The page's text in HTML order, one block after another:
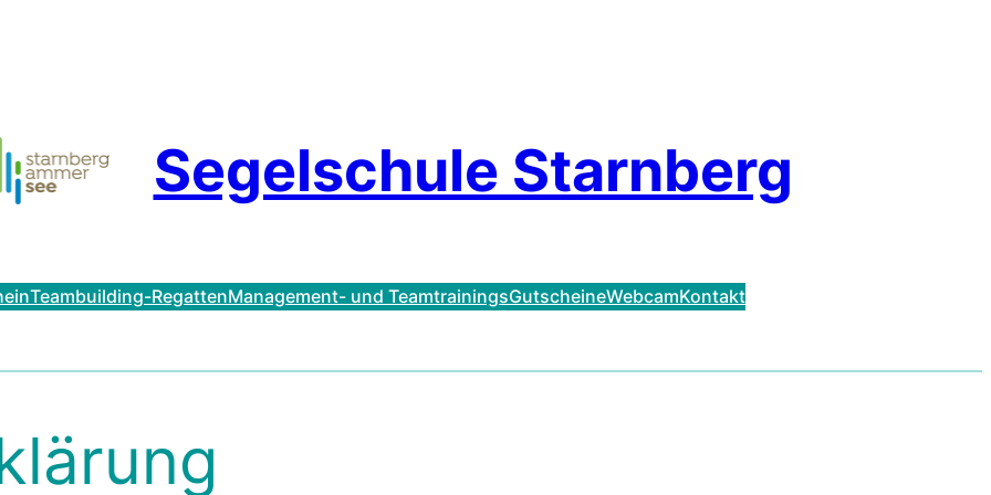
Segelschule Starnberg
Teambuilding-RegattenManagement- und TeamtrainingsGutscheineWebcamKontakt